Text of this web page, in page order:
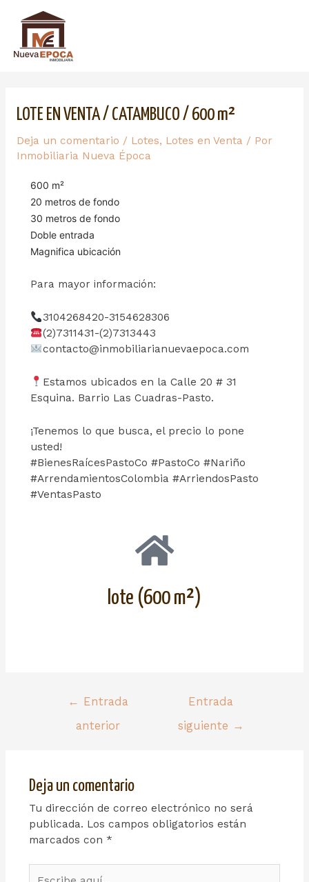
LOTE EN VENTA / CATAMBUCO / 600 m²
Deja un comentario / Lotes, Lotes en Venta / Por
Inmobiliaria Nueva Época
600 m²
20 metros de fondo
30 metros de fondo
Doble entrada
Magnifica ubicación
Para mayor información:
3104268420-3154628306
(2)7311431-(2)7313443
contacto@inmobiliarianuevaepoca.com
Estamos ubicados en la Calle 20 # 31
Esquina. Barrio Las Cuadras-Pasto.
¡Tenemos lo que busca, el precio lo pone
usted!
#BienesRaícesPastoCo #PastoCo #Nariño
#ArrendamientosColombia #ArriendosPasto
#VentasPasto
lote (600 m²)
← Entrada
anterior
Entrada
siguiente →
Deja un comentario
Tu dirección de correo electrónico no será
publicada. Los campos obligatorios están
marcados con *